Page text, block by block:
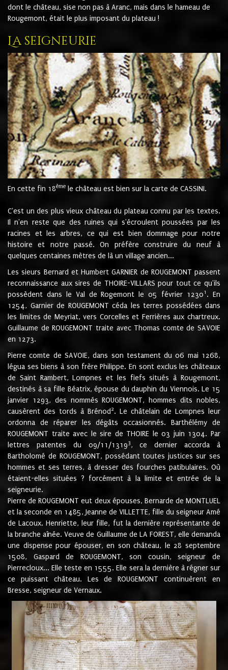
dont le château, sise non pas à Aranc, mais dans le hameau de
Rougemont, était le plus imposant du plateau !
La seigneurie
En cette fin 18ème le château est bien sur la carte de CASSINI.
C'est un des plus vieux château du plateau connu par les textes.
Il n'en reste que des ruines qui s'écroulent poussées par les
racines et les arbres, ce qui est bien dommage pour notre
histoire et notre passé. On préfère construire du neuf à
quelques centaines mètres de là un village ancien...
Les sieurs Bernard et Humbert GARNIER de ROUGEMONT passent
reconnaissance aux sires de THOIRE-VILLARS pour tout ce qu'ils
possèdent dans le Val de Rogemont le 05 février 12301 . En
1254, Garnier de ROUGEMONT céda les terres possédées dans
les limites de Meyriat, vers Corcelles et Ferrières aux chartreux.
Guillaume de ROUGEMONT traite avec Thomas comte de SAVOIE
en 1273.
Pierre comte de SAVOIE, dans son testament du 06 mai 1268,
légua ses biens à son frère Philippe. En sont exclus les châteaux
de Saint Rambert, Lompnes et les fiefs situés à Rougemont,
destinés à sa fille Béatrix, épouse du dauphin du Viennois. Le 15
janvier 1293, des nommés ROUGEMONT, hommes dits nobles,
causèrent des tords à Brénod 2. Le châtelain de Lompnes leur
ordonna de réparer les dégâts occasionnés. Barthélémy de
ROUGEMONT traite avec le sire de THOIRE le 03 juin 1304. Par
lettres patentes du 09/11/13193, ce dernier accorda à
Bartholomé de ROUGEMONT, possédant toutes justices sur ses
hommes et ses terres, à dresser des fourches patibulaires. Où
étaient-elles situées ? forcément à la limite et entrée de la
seigneurie.
Pierre de ROUGEMONT eut deux épouses, Bernarde de MONTLUEL
et la seconde en 1485, Jeanne de VILLETTE, fille du seigneur Amé
de Lacoux. Henriette, leur fille, fut la dernière représentante de
la branche aînée. Veuve de Guillaume de LA FOREST, elle demanda
une dispense pour épouser, en son château, le 28 septembre
1508, Gaspard de ROUGEMONT, son cousin, seigneur de
Pierrecloux... Elle teste en 1555. Elle sera la dernière à régner sur
ce puissant château. Les de ROUGEMONT continuèrent en
Bresse, seigneur de Vernaux.